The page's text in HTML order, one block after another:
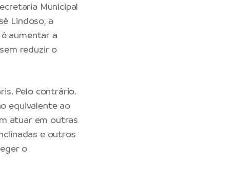
Municipal
Lindoso, a
aumentar a
reduzir o
Pelo contrário.
equivalente ao
atuar em outras
e outros
o